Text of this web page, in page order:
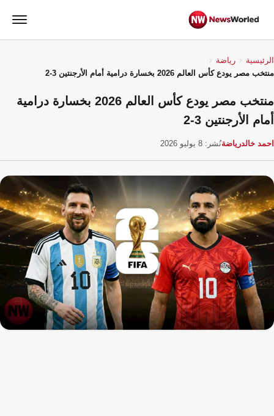
الرئيسية
رياضة
منتخب مصر يودع كأس العالم 2026 بخسارة درامية أمام الأرجنتین 3-2
منتخب مصر يودع كأس العالم 2026 بخسارة درامية
أمام الأرجنتین 3-2
احمد خالدرياضةنُشر: 8 يوليو 2026